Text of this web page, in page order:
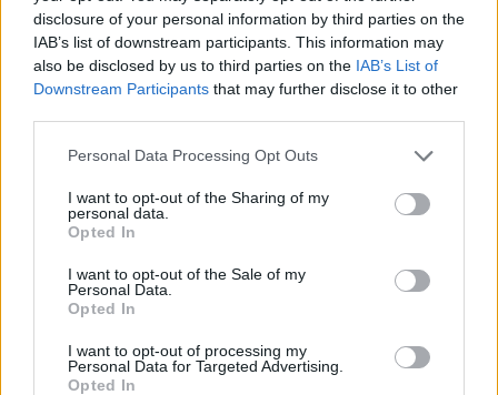
disclosure of your personal information by third parties on the
IAB’s list of downstream participants. This information may
also be disclosed by us to third parties on the IAB’s List of
Downstream Participants that may further disclose it to other
Personal Data Processing Opt Outs
I want to opt-out of the Sharing of my
personal data.
Opted In
I want to opt-out of the Sale of my
Personal Data.
Opted In
I want to opt-out of processing my
Personal Data for Targeted Advertising.
Opted In